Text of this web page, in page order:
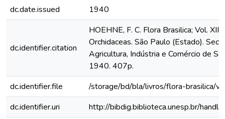
dc.date.issued
1940
dc.identifier.citation
HOEHNE, F. C. Flora Brasilica; Vol.
Orchidaceas. São Paulo (Estado).
Agricultura, Indústria e Comércio de
1940. 407p.
dc.identifier.file
/storage/bd/bla/livros/flora-brasilica/
dc.identifier.uri
http://bibdig.biblioteca.unesp.br/